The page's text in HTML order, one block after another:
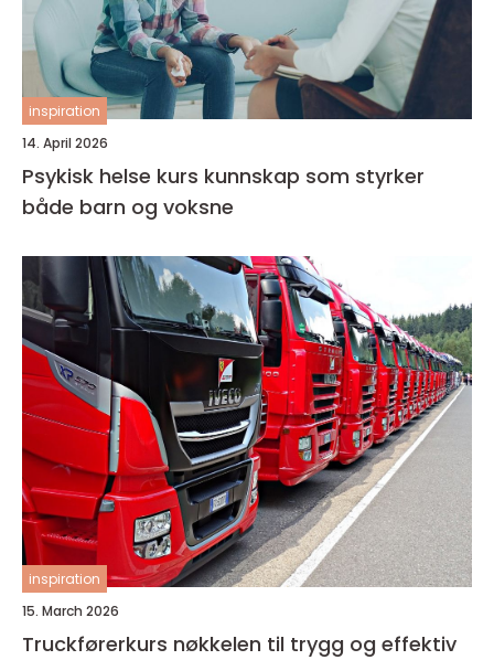
inspiration
14. April 2026
Psykisk helse kurs kunnskap som styrker
både barn og voksne
inspiration
15. March 2026
Truckførerkurs nøkkelen til trygg og effektiv